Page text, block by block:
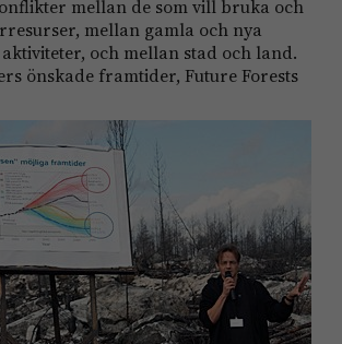
mellan de som vill bruka och
mellan gamla och nya
och mellan stad och land.
önskade framtider, Future Forests